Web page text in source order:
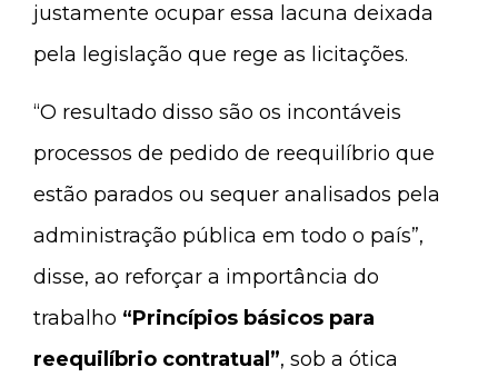
justamente ocupar essa lacuna deixada
pela legislação que rege as licitações.
“O resultado disso são os incontáveis
processos de pedido de reequilíbrio que
estão parados ou sequer analisados pela
administração pública em todo o país”,
disse, ao reforçar a importância do
trabalho “Princípios básicos para
reequilíbrio contratual”, sob a ótica